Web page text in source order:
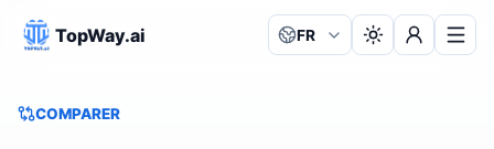
TopWay.ai Langue:
FR
COMPARER